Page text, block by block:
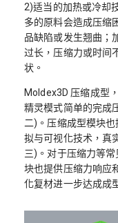
2)适当的加热或冷却
多的原料会造成压缩
品缺陷或发生翘曲；
过长，压缩力或时间
状。
Moldex3D 压缩成型
精灵模式简单的完成
二)。压缩成型模块
拟与可视化技术，真
三)。对于压缩力等
块也提供压缩力响应
化复材进一步达成成